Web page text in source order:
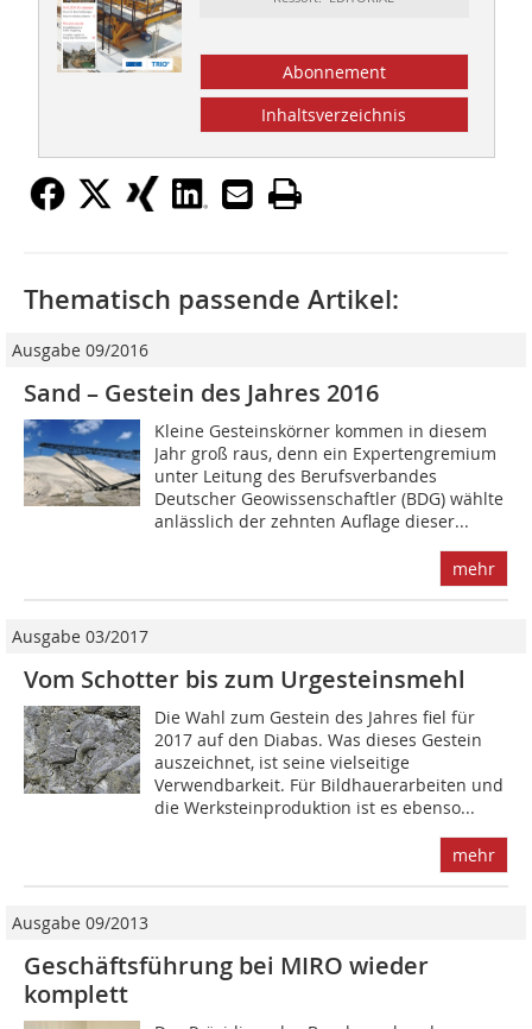
Abonnement
Inhaltsverzeichnis
Thematisch passende Artikel:
Ausgabe 09/2016
Sand – Gestein des Jahres 2016
Kleine Gesteinskörner kommen in diesem
Jahr groß raus, denn ein Expertengremium
unter Leitung des Berufsverbandes
Deutscher Geowissenschaftler (BDG) wählte
anlässlich der zehnten Auflage dieser...
mehr
Ausgabe 03/2017
Vom Schotter bis zum Urgesteinsmehl
Die Wahl zum Gestein des Jahres fiel für
2017 auf den Diabas. Was dieses Gestein
auszeichnet, ist seine vielseitige
Verwendbarkeit. Für Bildhauerarbeiten und
die Werksteinproduktion ist es ebenso...
mehr
Ausgabe 09/2013
Geschäftsführung bei MIRO wieder
komplett